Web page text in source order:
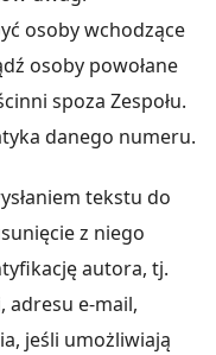
osoby wchodzące
osoby powołane
spoza Zespołu.
danego numeru.
tekstu do
z niego
autora, tj.
adresu e-mail,
jeśli umożliwiają